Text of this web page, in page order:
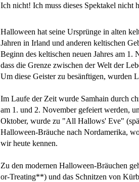
Ich nicht! Ich muss dieses Spektakel nicht
Halloween hat seine Ursprünge in alten
Jahren in Irland und anderen keltischen
Beginn des keltischen neuen Jahres am
dass die Grenze zwischen der Welt der
Um diese Geister zu besänftigen, wurden
Im Laufe der Zeit wurde Samhain durch
am 1. und 2. November gefeiert werden,
Oktober, wurde zu "All Hallows' Eve"
Halloween-Bräuche nach Nordamerika,
wir heute kennen.
Zu den modernen Halloween-Bräuchen
or-Treating**) und das Schnitzen von